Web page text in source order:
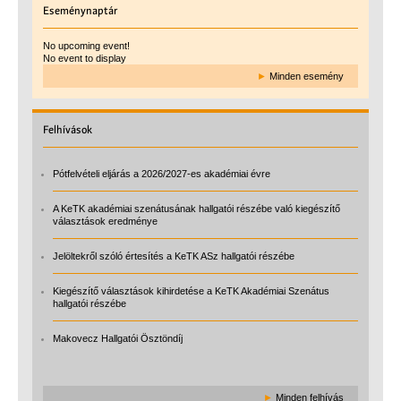
Eseménynaptár
No upcoming event!
No event to display
► Minden esemény
Felhívások
Pótfelvételi eljárás a 2026/2027-es akadémiai évre
A KeTK akadémiai szenátusának hallgatói részébe való kiegészítő
választások eredménye
Jelöltekről szóló értesítés a KeTK ASz hallgatói részébe
Kiegészítő választások kihirdetése a KeTK Akadémiai Szenátus
hallgatói részébe
Makovecz Hallgatói Ösztöndíj
► Minden felhívás